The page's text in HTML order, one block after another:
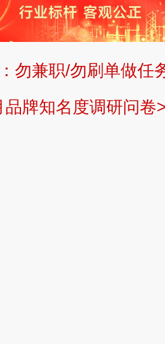
商、不提供中介服务。
观点或意见，页面信息
快速提交发布>> 提交品
勿兼职/勿刷单做任
牌知名度调研问卷